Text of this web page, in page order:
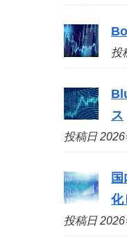
投
ス
投稿日 2026
化
投稿日 2026